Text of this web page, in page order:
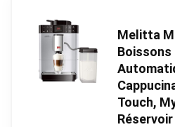
Melitta
Boissons
Touch,